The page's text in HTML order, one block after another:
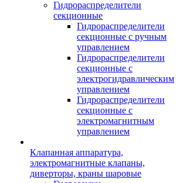
Гидрораспределители
секционные
Гидрораспределители
секционные с ручным
управлением
Гидрораспределители
секционные с
электрогидравлическим
управлением
Гидрораспределители
секционные с
электромагнитным
управлением
Клапанная аппаратура,
электромагнитные клапаны,
диверторы, краны шаровые